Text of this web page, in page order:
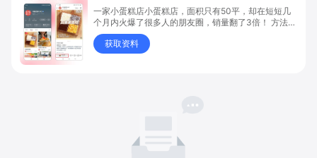
一家小蛋糕店小蛋糕店，面积只有50平，却在短短几
个月内火爆了很多人的朋友圈，销量翻了3倍！ 方法则
是——巧妙借助小红书的种草平台和闭环引流，实现从
“种草”到“成交”的完美闭环！ 👇
获取资料